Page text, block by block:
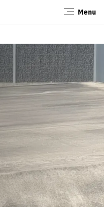
Menu
Sluiten